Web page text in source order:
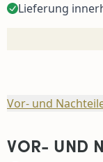
Lieferung
Vor- und
VOR- UND